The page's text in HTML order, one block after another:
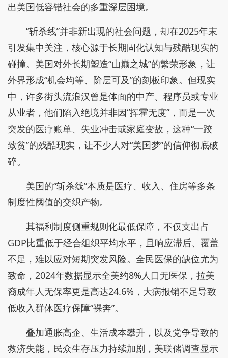
出美国低容错社会的多重深层困境。
“斩杀线”并非新出现的社会问题，却在2025年末
引发集中关注，核心源于长期固化认知与残酷现实的
碰撞。美国对外长期塑造“山巅之城”的繁荣形象，让
外界形成“机会均等、阶层可及”的刻板印象。但现实
中，许多街头流浪汉曾是体面的中产、程序员或专业
从业者，他们陷入绝境并非因“挥霍无度”，而是一次
突发的医疗账单、失业冲击或家庭变故，这种“一跤
致贫”的残酷现实，让不少人对“美国梦”的信仰彻底破
碎。
美国的“斩杀线”本质是医疗、收入、住房等多条
制度性阈值的交织产物。
其福利制度侧重规则化最低保障，不仅支出占
GDP比重低于经合组织平均水平，且响应滞后、覆盖
不足，难以应对短期突发风险。全民医保的缺位尤为
致命，2024年数据显示全美约8%人口无医保，拉美
裔成年人无保率更是高达24.6%，大病报销不足导致
低收入群体医疗保障“裸奔”。
叠加通胀高企、生活成本攀升，以及党争导致的
救济失能，民众生存压力持续加剧，美联储调查显示